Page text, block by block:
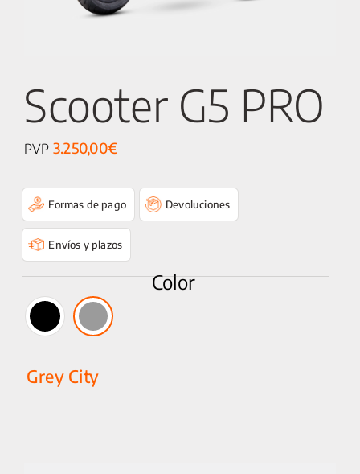
Scooter G5 PRO
PVP 3.250,00€
Formas de pago Devoluciones
Envíos y plazos
Color
Grey City